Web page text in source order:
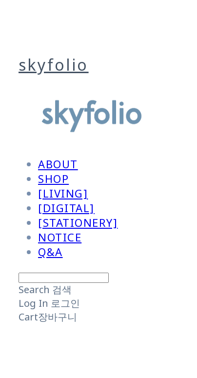
skyfolio
ABOUT
SHOP
[LIVING]
[DIGITAL]
[STATIONERY]
NOTICE
Q&A
Search 검색
Log In 로그인
Cart장바구니